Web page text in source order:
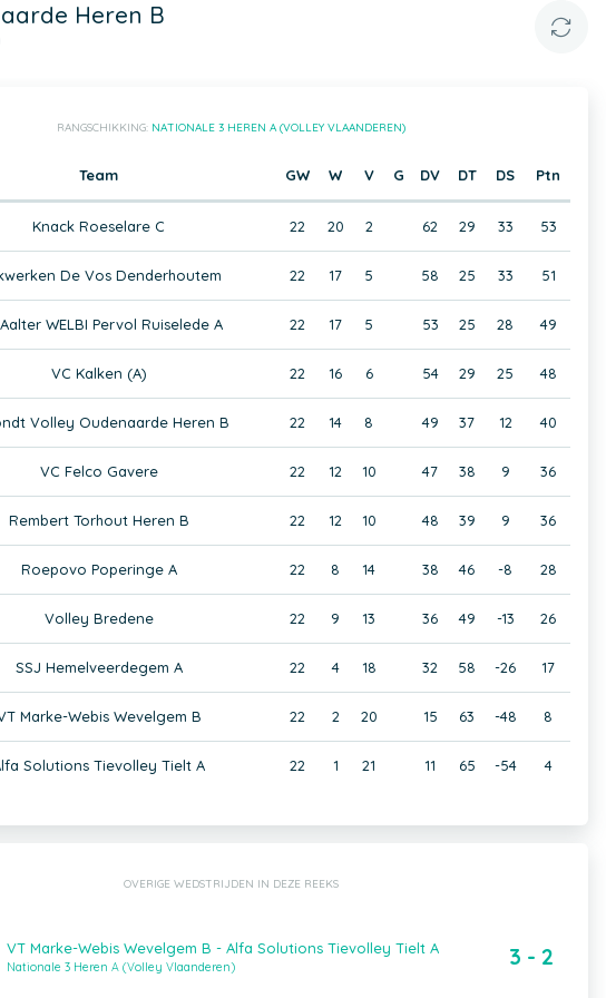
Heren B
RANGSCHIKKING: NATIONALE 3 HEREN A (VOLLEY VLAANDEREN)
Team GW W V G DV DT DS Ptn
Knack Roeselare C 22 20 2 62 29 33 53
De Vos Denderhoutem 22 17 5 58 25 33 51
WELBI Pervol Ruiselede A 22 17 5 53 25 28 49
VC Kalken (A) 22 16 6 54 29 25 48
Volley Oudenaarde Heren B 22 14 8 49 37 12 40
VC Felco Gavere 22 12 10 47 38 9 36
Rembert Torhout Heren B 22 12 10 48 39 9 36
Roepovo Poperinge A 22 8 14 38 46 -8 28
Volley Bredene 22 9 13 36 49 -13 26
SSJ Hemelveerdegem A 22 4 18 32 58 -26 17
Marke-Webis Wevelgem B 22 2 20 15 63 -48 8
Solutions Tievolley Tielt A 22 1 21 11 65 -54 4
OVERIGE WEDSTRIJDEN IN DEZE REEKS
VT Marke-Webis Wevelgem B - Alfa Solutions Tievolley Tielt A
Nationale 3 Heren A (Volley Vlaanderen) 3 - 2